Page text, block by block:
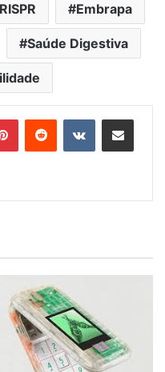
Embrapa
Saúde Digestiva